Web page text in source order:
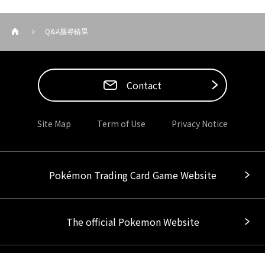
Q&A搜尋結果
Contact
Site Map Term of Use Privacy Notice
Pokémon Trading Card Game Website
The official Pokemon Website